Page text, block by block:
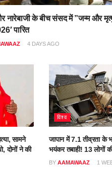
नारेबाजी के बीच संसद में ”जन्म और
पारित
4 DAYS AGO
सामने
दोनों ने की
विश्व
जापान में 7.1 तीव्रता के
भयंकर तबाही! 13 लोगों
BY AAMAWAAZ 1